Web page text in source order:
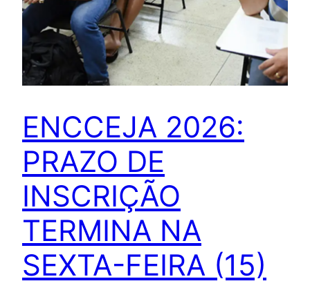
ENCCEJA 2026:
PRAZO DE
INSCRIÇÃO
TERMINA NA
SEXTA-FEIRA (15)